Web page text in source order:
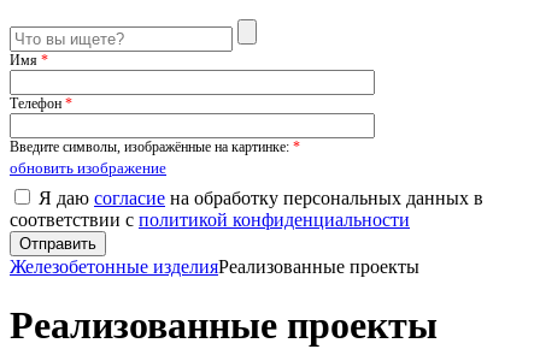
Имя *
Телефон *
Введите символы, изображённые на картинке: *
обновить изображение
Я даю согласие на обработку персональных данных в
соответствии с политикой конфиденциальности
Железобетонные изделияРеализованные проекты
Реализованные проекты